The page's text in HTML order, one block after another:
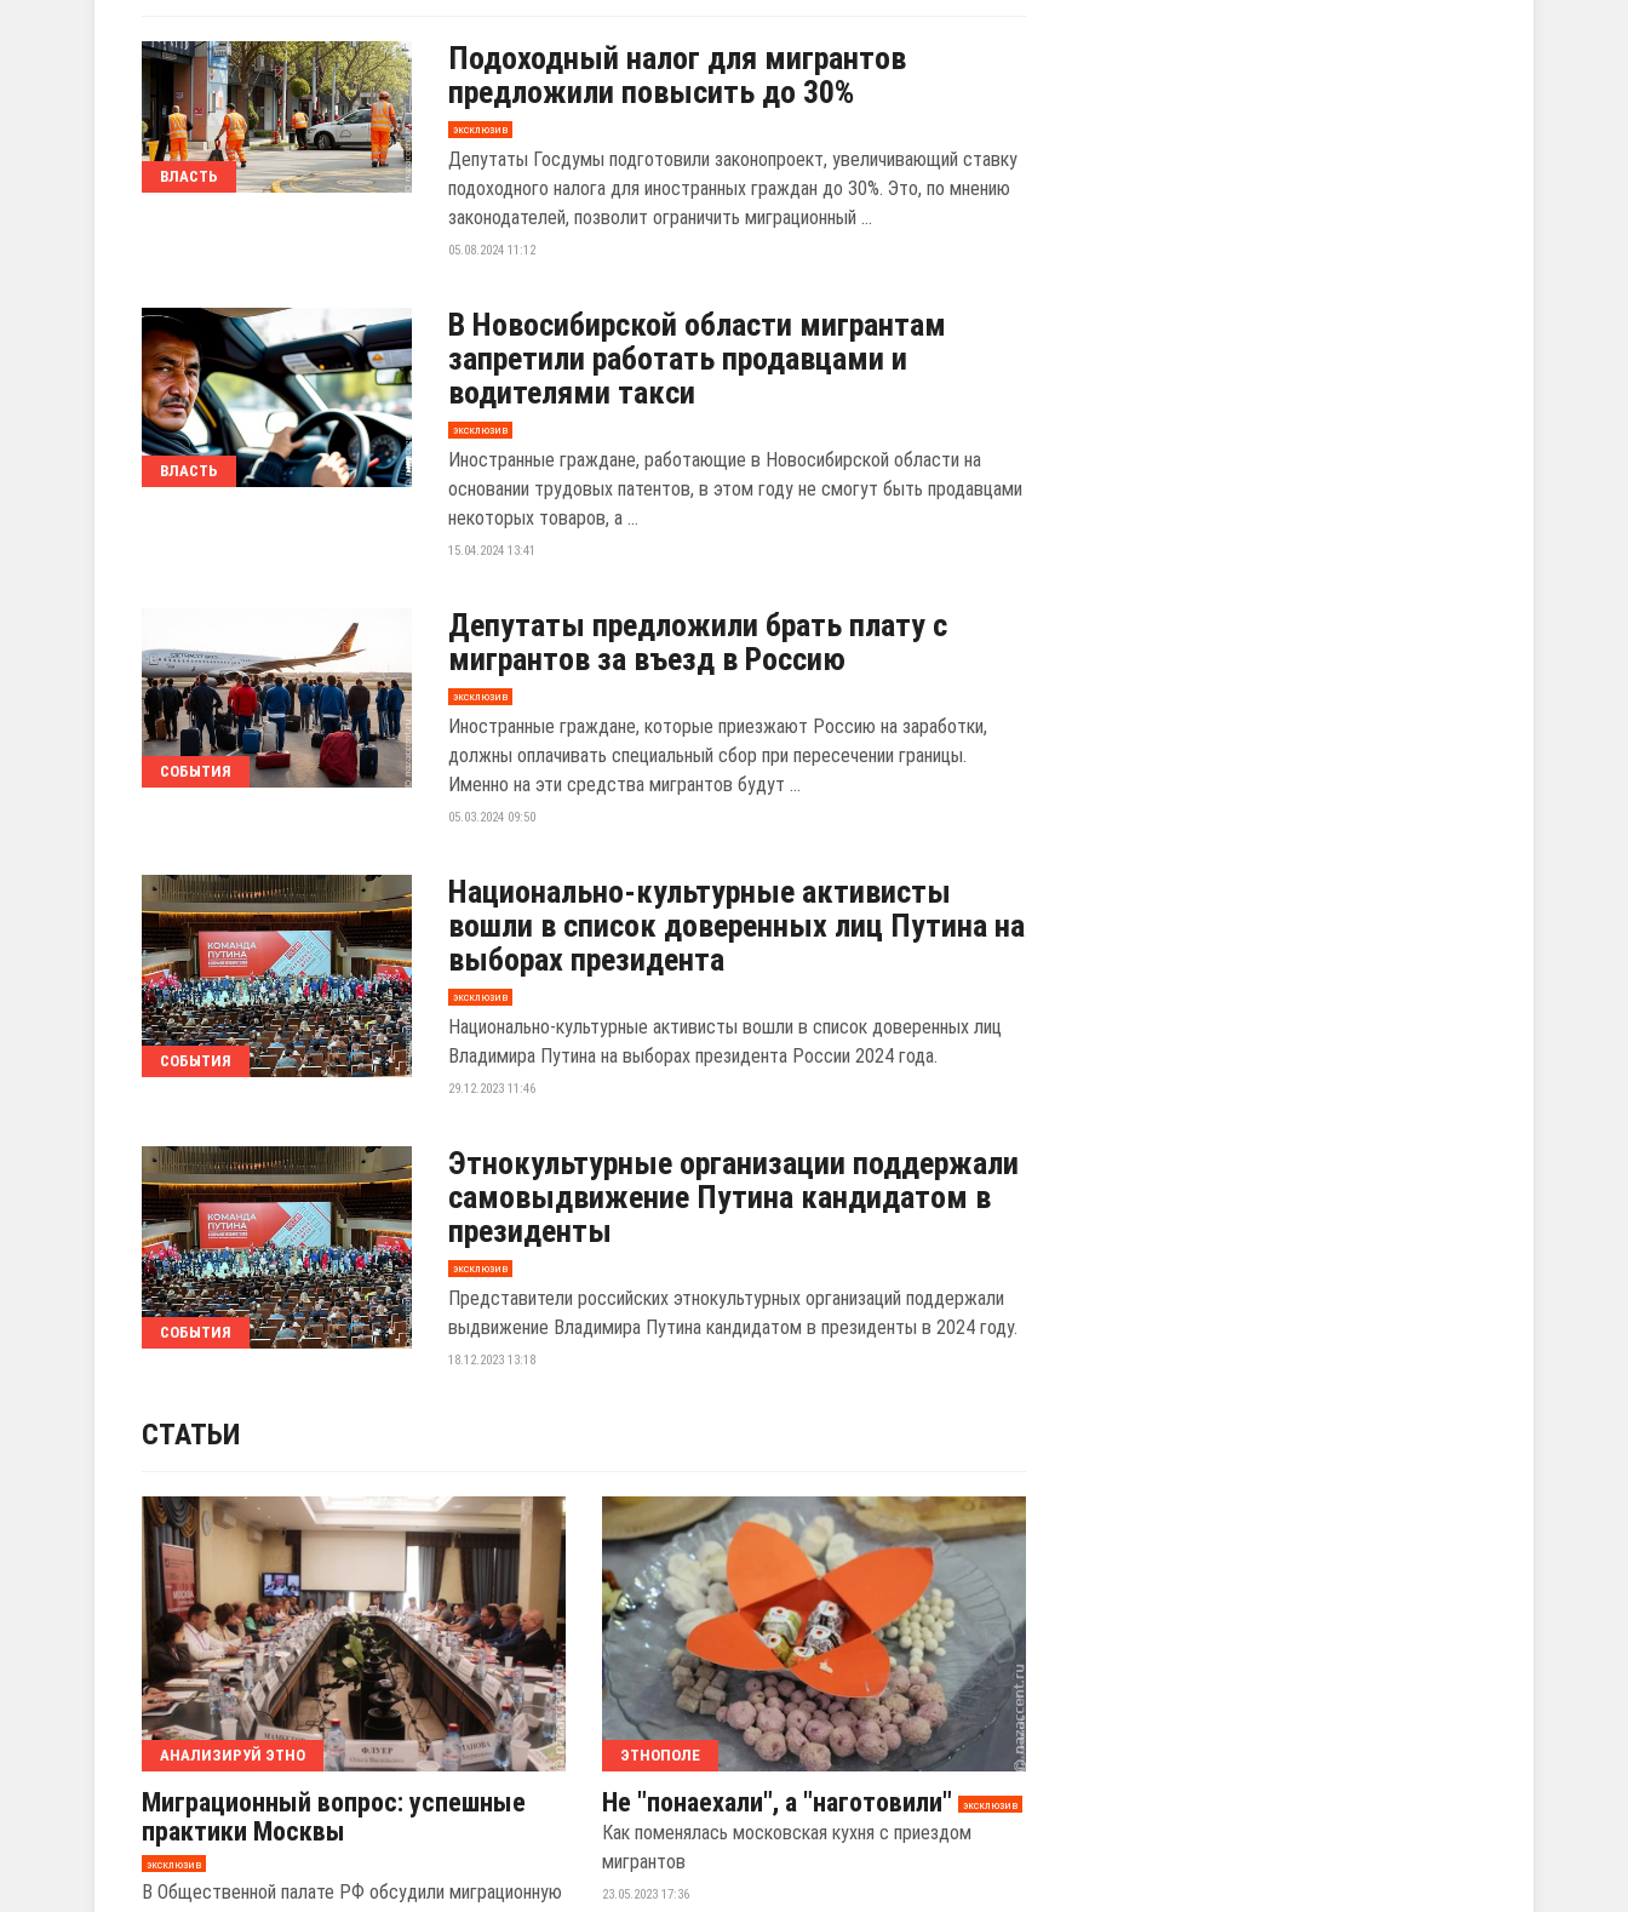
ВЛАСТЬ
Подоходный налог для мигрантов
предложили повысить до 30%
эксклюзив
Депутаты Госдумы подготовили законопроект, увеличивающий ставку
подоходного налога для иностранных граждан до 30%. Это, по мнению
законодателей, позволит ограничить миграционный ...
05.08.2024 11:12
ВЛАСТЬ
В Новосибирской области мигрантам
запретили работать продавцами и
водителями такси
эксклюзив
Иностранные граждане, работающие в Новосибирской области на
основании трудовых патентов, в этом году не смогут быть продавцами
некоторых товаров, а ...
15.04.2024 13:41
СОБЫТИЯ
Депутаты предложили брать плату с
мигрантов за въезд в Россию
эксклюзив
Иностранные граждане, которые приезжают Россию на заработки,
должны оплачивать специальный сбор при пересечении границы.
Именно на эти средства мигрантов будут ...
05.03.2024 09:50
СОБЫТИЯ
Национально-культурные активисты
вошли в список доверенных лиц Путина на
выборах президента
эксклюзив
Национально-культурные активисты вошли в список доверенных лиц
Владимира Путина на выборах президента России 2024 года.
29.12.2023 11:46
СОБЫТИЯ
Этнокультурные организации поддержали
самовыдвижение Путина кандидатом в
президенты
эксклюзив
Представители российских этнокультурных организаций поддержали
выдвижение Владимира Путина кандидатом в президенты в 2024 году.
18.12.2023 13:18
СТАТЬИ
АНАЛИЗИРУЙ ЭТНО
Миграционный вопрос: успешные
практики Москвы
эксклюзив
В Общественной палате РФ обсудили миграционную
ЭТНОПОЛЕ
Не "понаехали", а "наготовили" эксклюзив
Как поменялась московская кухня с приездом
мигрантов
23.05.2023 17:36